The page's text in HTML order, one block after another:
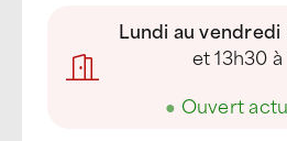
Lundi au vendredi
et 13h30
● Ouvert